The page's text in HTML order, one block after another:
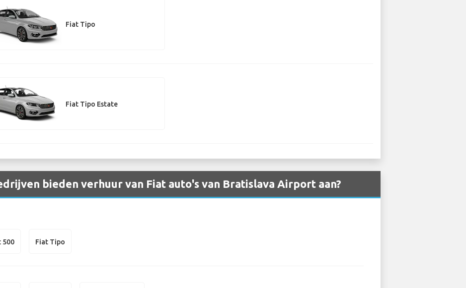
Fiat Tipo
Fiat Tipo Estate
bieden verhuur van Fiat auto's van Bratislava Airport aan?
500 Fiat Tipo